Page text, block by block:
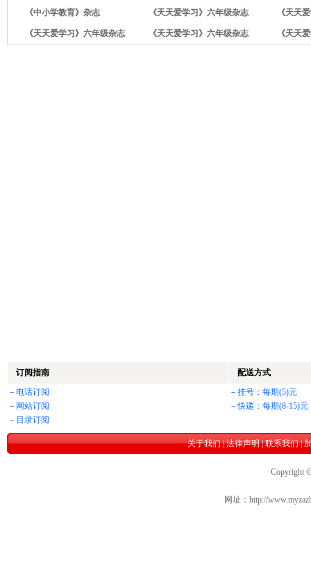
《中小学教育》杂志 《天天爱学习》六年级杂志 《天天
《天天爱学习》六年级杂志 《天天爱学习》六年级杂志 《天天